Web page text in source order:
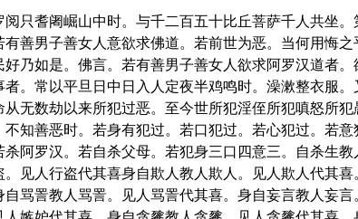
华
严
部
涅
槃
部
大
集
阅只耆阇崛山中时。与千二百五十比丘菩萨千人共坐
有善男子善女人意欲求佛道。若前世为恶。当何用悔
好乃如是。佛言。若有善男子善女人欲求阿罗汉道者
者。常以平旦日中日入人定夜半鸡鸣时。澡漱整衣服
从无数劫以来所犯过恶。至今世所犯淫侄所犯嗔怒所
不知善恶时。若身有犯过。若口犯过。若心犯过。若
杀阿罗汉。若自杀父母。若犯身三口四意三。自杀生
。见人行盗代其喜身自欺人教人欺人。见人欺人代其
自骂詈教人骂詈。见人骂詈代其喜。身自妄言教人妄